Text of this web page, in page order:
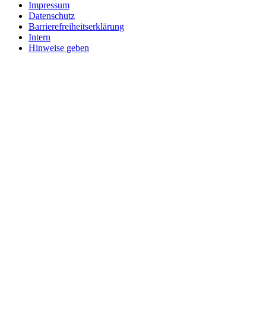
Impressum
Datenschutz
Barrierefreiheitserklärung
Intern
Hinweise geben